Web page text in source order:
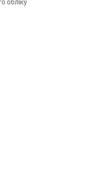
обліку